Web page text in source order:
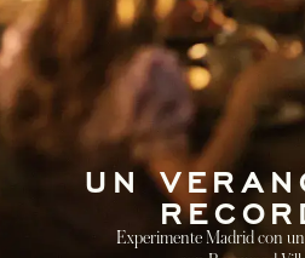
UN
Experimente Madrid con